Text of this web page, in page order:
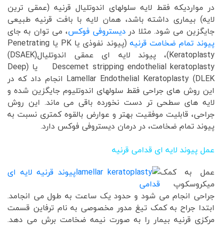
در مواردیکه فقط لایه سلولهای اندوتلیال قرنیه (عمقی ترین
لایه) بیماری داشته باشد، همان لایه با بافت قرنیه طبیعی
جایگزین می شود. مثلا در دیستروفی فوکس، می توان به جای
پیوند تمام ضخامت قرنیه
(پیوند نفوذی یا PK یا Penetrating
Keratoplasty)، پیوند لایه ای عمقی اندوتلیال(DSAEK)
Descemet stripping endothelial keratoplasty یا (Deep
Lamellar Endothelial Keratoplasty (DLEK انجام داد که در
این روش های جراحی فقط سلولهای اندوتلیوم جایگزین شده و
لایه های سطحی تر دست نخورده باقی می ماند. این روش
جراحی، قابلیت موفقیت بهتر و عوارض بالقوه کمتری نسبت به
پیوند تمام ضخامت، در درمان دیستروفی فوکس دارد.
عمل پیوند لایه ای قدامی قرنیه
عمل به کمک
میکروسکوپ
جراحی انجام می شود و حدود یک ساعت به طول می انجامد.
ابتدا جراح به کمک تیغ مدور مخصوصی به نام ترفاین قسمت
مرکزی قرنیه بیمار را به صورت نیمه ضخامت برش می دهد.